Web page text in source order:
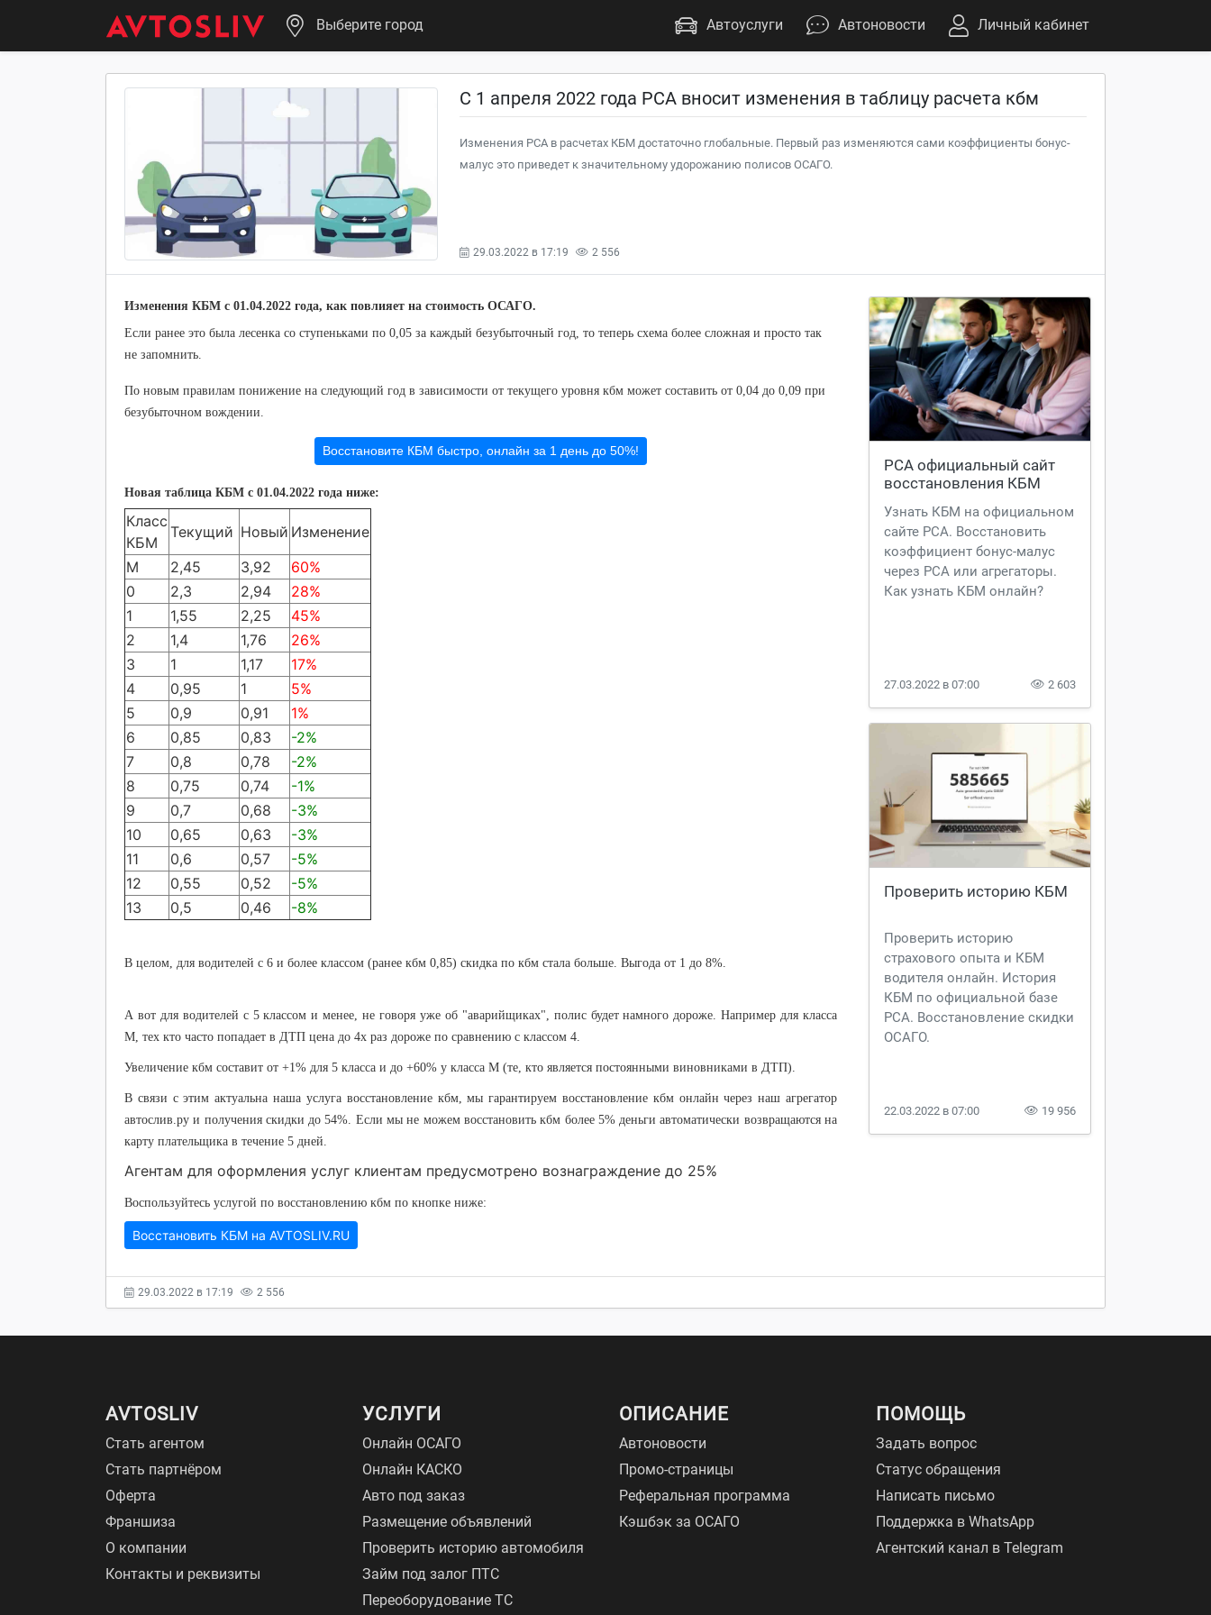
Выберите город Автоуслуги Автоновости Личный кабинет
C 1 апреля 2022 года РСА вносит изменения в таблицу расчета кбм
Изменения РСА в расчетах КБМ достаточно глобальные. Первый раз изменяются сами коэффициенты бонус-
малус это приведет к значительному удорожанию полисов ОСАГО.
29.03.2022 в 17:19 2 556
Изменения КБМ с 01.04.2022 года, как повлияет на стоимость ОСАГО.
Если ранее это была лесенка со ступеньками по 0,05 за каждый безубыточный год, то теперь схема более сложная и просто так
не запомнить.
По новым правилам понижение на следующий год в зависимости от текущего уровня кбм может составить от 0,04 до 0,09 при
безубыточном вождении.
Восстановите КБМ быстро, онлайн за 1 день до 50%!
Новая таблица КБМ с 01.04.2022 года ниже:
Класс
КБМ
Текущий Новый Изменение
М
2,45 3,92
60%
0
2,3 2,94
28%
1
1,55 2,25
45%
2
1,4 1,76
26%
3
1 1,17
17%
4
0,95 1
5%
5
0,9 0,91
1%
6
0,85 0,83
-2%
7
0,8 0,78
-2%
8
0,75 0,74
-1%
9
0,7 0,68
-3%
10
0,65 0,63
-3%
11
0,6 0,57
-5%
12
0,55 0,52
-5%
13
0,5 0,46 -8%
В целом, для водителей с 6 и более классом (ранее кбм 0,85) скидка по кбм стала больше. Выгода от 1 до 8%.
А вот для водителей с 5 классом и менее, не говоря уже об "аварийщиках", полис будет намного дороже. Например для класса
М, тех кто часто попадает в ДТП цена до 4х раз дороже по сравнению с классом 4.
Увеличение кбм составит от +1% для 5 класса и до +60% у класса М (те, кто является постоянными виновниками в ДТП).
В связи с этим актуальна наша услуга восстановление кбм, мы гарантируем восстановление кбм онлайн через наш агрегатор
автослив.ру и получения скидки до 54%. Если мы не можем восстановить кбм более 5% деньги автоматически возвращаются на
карту плательщика в течение 5 дней.
Агентам для оформления услуг клиентам предусмотрено вознаграждение до 25%
Воспользуйтесь услугой по восстановлению кбм по кнопке ниже:
Восстановить КБМ на AVTOSLIV.RU
РСА официальный сайт
восстановления КБМ
Узнать КБМ на официальном
сайте РСА. Восстановить
коэффициент бонус-малус
через РСА или агрегаторы.
Как узнать КБМ онлайн?
27.03.2022 в 07:00 2 603
Проверить историю КБМ
Проверить историю
страхового опыта и КБМ
водителя онлайн. История
КБМ по официальной базе
РСА. Восстановление скидки
ОСАГО.
22.03.2022 в 07:00 19 956
29.03.2022 в 17:19 2 556
AVTOSLIV
Стать агентом
Стать партнёром
Оферта
Франшиза
О компании
Контакты и реквизиты
УСЛУГИ
Онлайн ОСАГО
Онлайн КАСКО
Авто под заказ
Размещение объявлений
Проверить историю автомобиля
Займ под залог ПТС
Переоборудование ТС
ОПИСАНИЕ
Автоновости
Промо-страницы
Реферальная программа
Кэшбэк за ОСАГО
ПОМОЩЬ
Задать вопрос
Статус обращения
Написать письмо
Поддержка в WhatsApp
Агентский канал в Telegram